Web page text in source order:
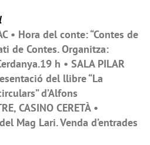
• Hora del conte: “Contes de
de Contes. Organitza:
h • SALA PILAR
del llibre “La
d’Alfons
CASINO CERETÀ •
Mag Lari. Venda d’entrades